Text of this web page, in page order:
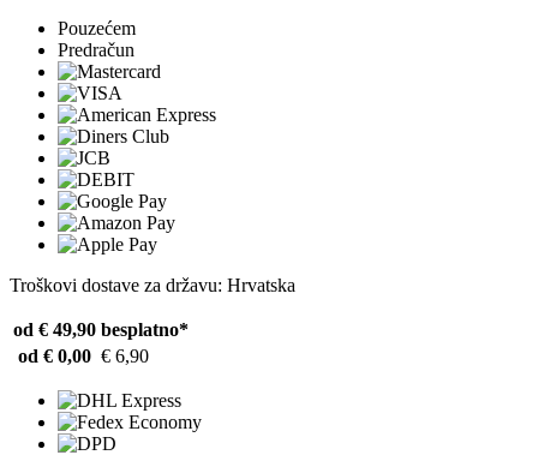
Pouzećem
Predračun
Troškovi dostave za državu: Hrvatska
od € 49,90 besplatno*
od € 0,00 € 6,90